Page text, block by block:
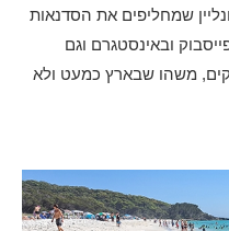
שמחליפים את הסדנאות
ובאינסטגרם וגם
משהו שבארץ כמעט ולא